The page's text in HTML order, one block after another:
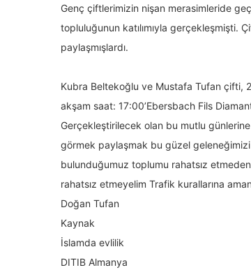
Genç çiftlerimizin nişan merasimleride
topluluğunun katılımıyla gerçekleşmişti.
paylaşmışlardı.
Kubra Beltekoğlu ve Mustafa Tufan çifti,
akşam saat: 17:00’Ebersbach Fils
Gerçekleştirilecek olan bu mutlu günlerine
görmek paylaşmak bu güzel
bulunduğumuz toplumu rahatsız
rahatsız etmeyelim Trafik kurallarına
Doğan Tufan
Kaynak
İslamda evlilik
DITIB Almanya